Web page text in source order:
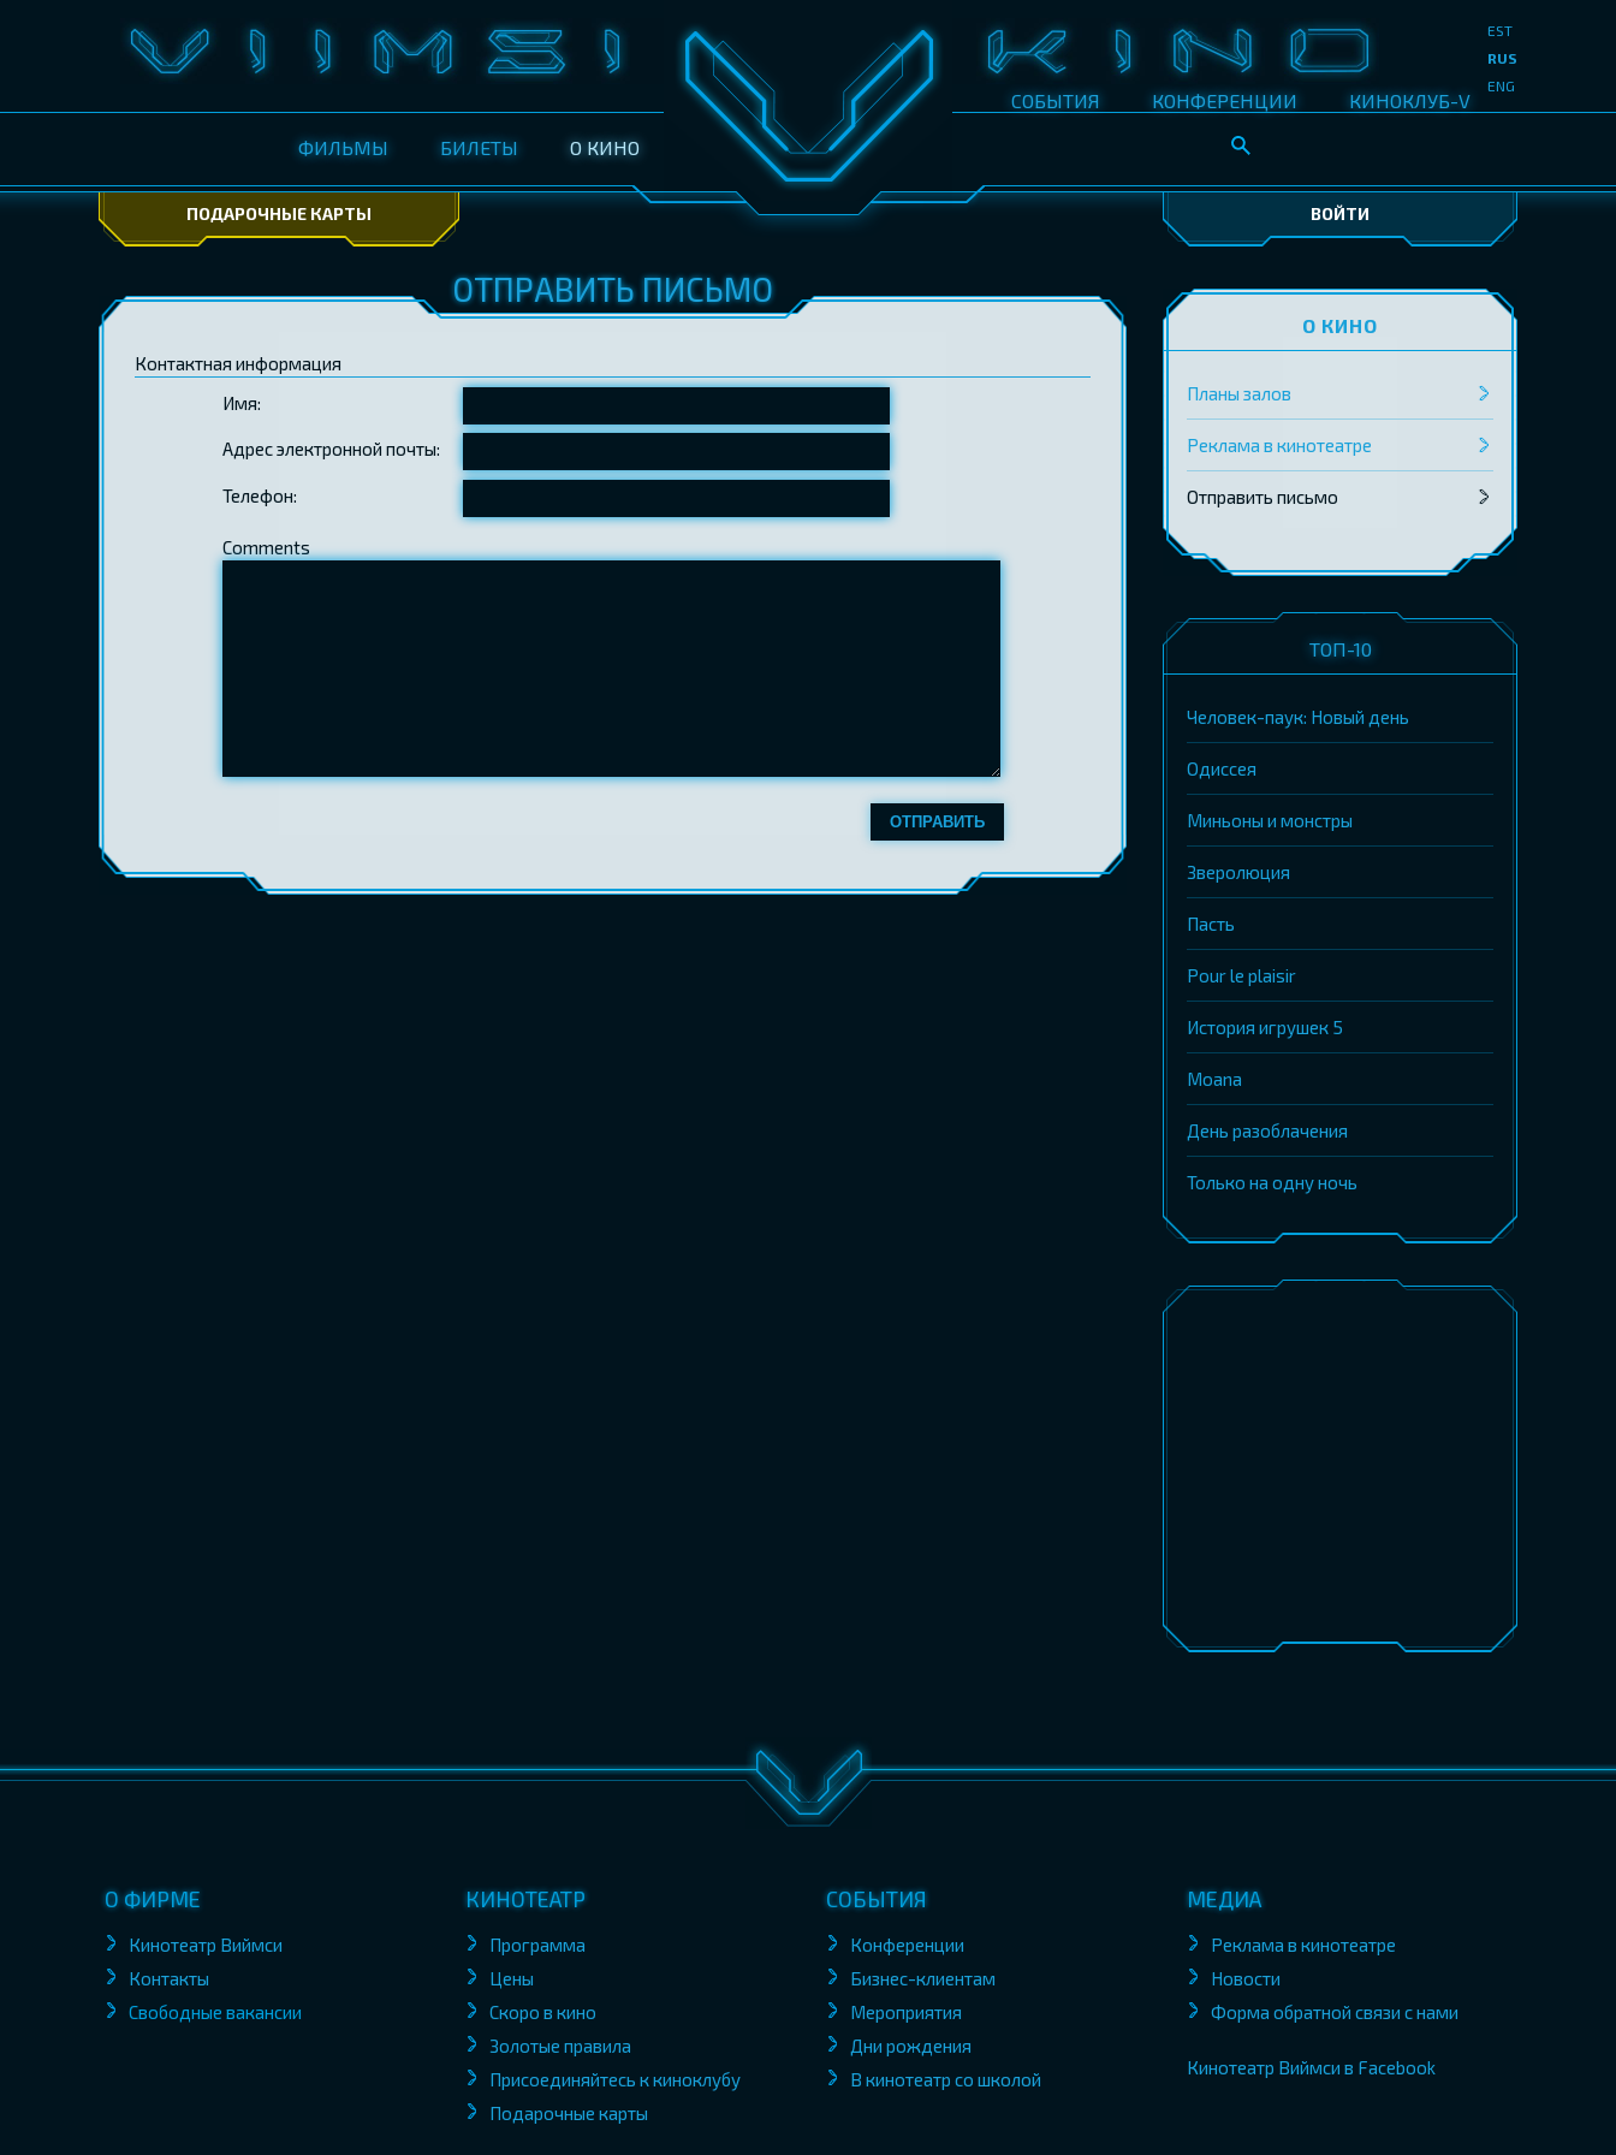
ФИЛЬМЫ БИЛЕТЫ О КИНО
СОБЫТИЯ КОНФЕРЕНЦИИ КИНОКЛУБ-V
EST
RUS
ENG
ПОДАРОЧНЫЕ КАРТЫ ВОЙТИ
ОТПРАВИТЬ ПИСЬМО
Контактная информация
Имя:
Адрес электронной почты:
Телефон:
Comments
ОТПРАВИТЬ
О КИНО
Планы залов
Реклама в кинотеатре
Отправить письмо
ТОП-10
Человек-паук: Новый день
Одиссея
Миньоны и монстры
Зверолюция
Пасть
Pour le plaisir
История игрушек 5
Moana
День разоблачения
Только на одну ночь
О ФИРМЕ
Кинотеатр Виймси
Контакты
Свободные вакансии
КИНОТЕАТР
Программа
Цены
Скоро в кино
Золотые правила
Присоединяйтесь к киноклубу
Подарочные карты
СОБЫТИЯ
Конференции
Бизнес-клиентам
Мероприятия
Дни рождения
В кинотеатр со школой
МЕДИА
Реклама в кинотеатре
Новости
Форма обратной связи с нами
Кинотеатр Виймси в Facebook